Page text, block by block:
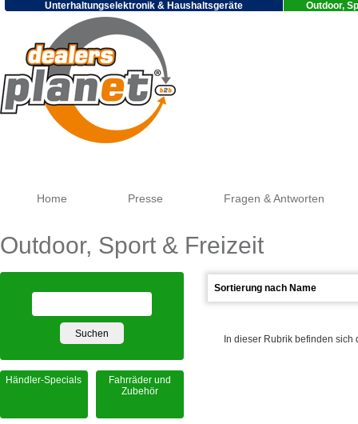
Unterhaltungselektronik & Haushaltsgeräte Outdoor,
Home Presse Fragen & Antworten
Outdoor, Sport & Freizeit
In dieser Rubrik befinden
Händler-Specials
Fahrräder und
Zubehör